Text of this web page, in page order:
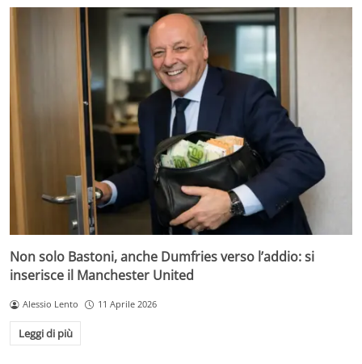
Non solo Bastoni, anche Dumfries verso l’addio: si
inserisce il Manchester United
Alessio Lento 11 Aprile 2026
Leggi di più